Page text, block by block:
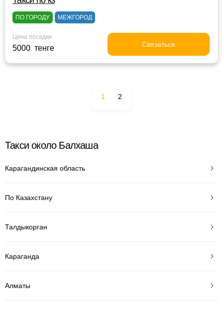
ПО ГОРОДУ МЕЖГОРОД
Цена посадки
5000 тенге Связаться
1 2
Такси около Балхаша
Карагандинская область
По Казахстану
Талдыкорган
Караганда
Алматы